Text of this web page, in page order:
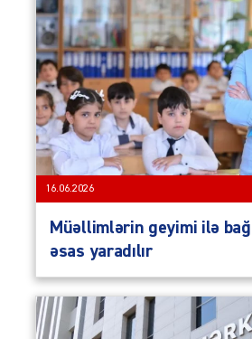
16.06.2026
Müəllimlərin geyimi ilə
əsas yaradılır